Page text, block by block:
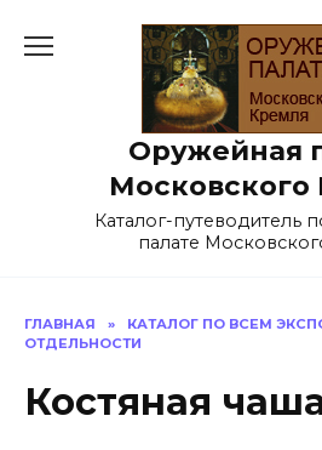
Оружейная
Московского
Каталог-путеводитель
палате
ГЛАВНАЯ »
КАТАЛОГ ПО ВСЕМ
ОТДЕЛЬНОСТИ
Костяная